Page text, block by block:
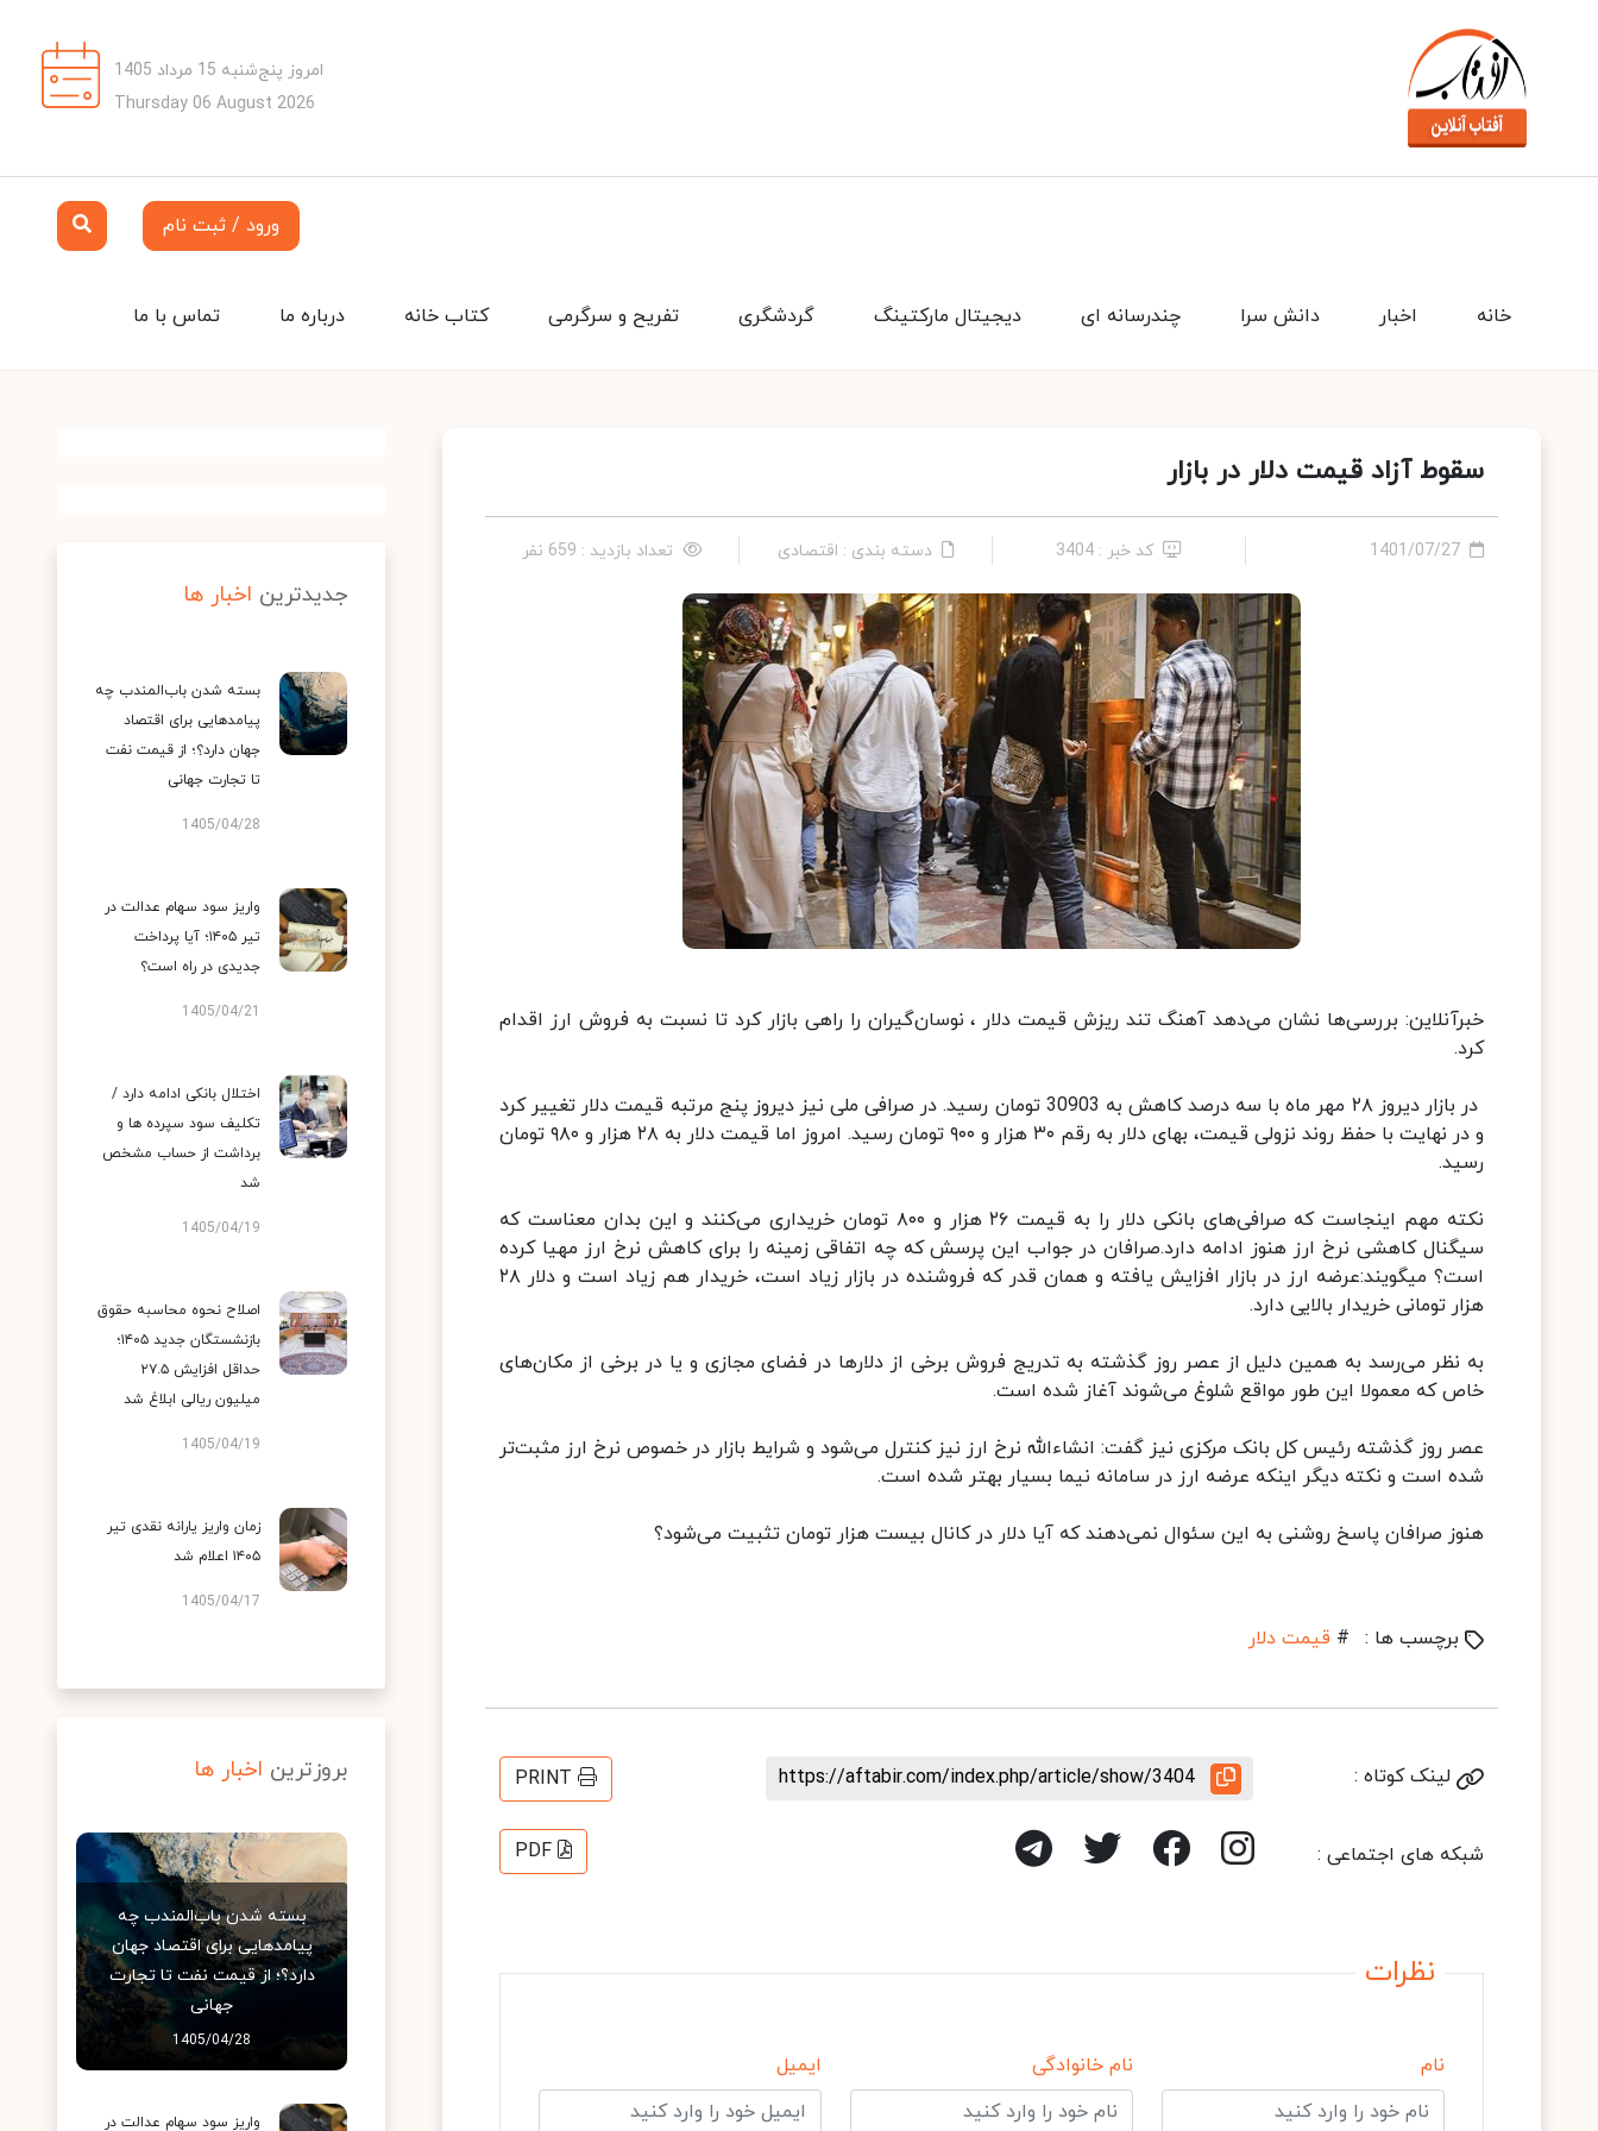
امروز پنج‌شنبه 15 مرداد 1405
Thursday 06 August 2026
ورود / ثبت نام
تماس با ما درباره ما کتاب خانه تفریح و سرگرمی گردشگری دیجیتال مارکتینگ چندرسانه ای دانش سرا اخبار خانه
سقوط آزاد قیمت دلار در بازار
1401/07/27 کد خبر : 3404 دسته بندی : اقتصادی تعداد بازدید : 659 نفر
خبرآنلاین: بررسی‌ها نشان می‌دهد آهنگ تند ریزش قیمت دلار ، نوسان‌گیران را راهی بازار کرد تا نسبت به فروش ارز اقدام
کرد.
در بازار دیروز ۲۸ مهر ماه با سه درصد کاهش به 30903 تومان رسید. در صرافی ملی نیز دیروز پنج مرتبه قیمت دلار تغییر کرد
و در نهایت با حفظ روند نزولی قیمت، بهای دلار به رقم ۳۰ هزار و ۹۰۰ تومان رسید. امروز اما قیمت دلار به ۲۸ هزار و ۹۸۰ تومان
رسید.
نکته مهم اینجاست که صرافی‌های بانکی دلار را به قیمت ۲۶ هزار و ۸۰۰ تومان خریداری می‌کنند و این بدان معناست که
سیگنال کاهشی نرخ ارز هنوز ادامه دارد.صرافان در جواب این پرسش که چه اتفاقی زمینه را برای کاهش نرخ ارز مهیا کرده
است؟ میگویند:عرضه ارز در بازار افزایش یافته و همان قدر که فروشنده در بازار زیاد است، خریدار هم زیاد است و دلار ۲۸
هزار تومانی خریدار بالایی دارد.
به نظر می‌رسد به همین دلیل از عصر روز گذشته به تدریج فروش برخی از دلارها در فضای مجازی و یا در برخی از مکان‌های
خاص که معمولا این طور مواقع شلوغ می‌شوند آغاز شده است.
عصر روز گذشته ‌رئیس کل بانک مرکزی نیز گفت: انشاء‌الله نرخ ارز نیز کنترل می‌شود و شرایط بازار در خصوص نرخ ارز مثبت‌تر
شده است و نکته دیگر اینکه عرضه ارز در سامانه نیما بسیار بهتر شده است.
هنوز صرافان پاسخ روشنی به این سئوال نمی‌دهند که آیا دلار در کانال بیست هزار تومان تثبیت می‌شود؟
برچسب ها : # قیمت دلار
لینک کوتاه : https://aftabir.com/index.php/article/show/3404
PRINT
شبکه های اجتماعی : PDF
نظرات
نام نام خانوادگی ایمیل
جدیدترین اخبار ها
بسته شدن باب‌المندب چه
پیامدهایی برای اقتصاد
جهان دارد؟؛ از قیمت نفت
تا تجارت جهانی
1405/04/28
واریز سود سهام عدالت در
تیر ۱۴۰۵؛ آیا پرداخت
جدیدی در راه است؟
1405/04/21
اختلال بانکی ادامه دارد /
تکلیف سود سپرده ها و
برداشت از حساب مشخص
شد
1405/04/19
اصلاح نحوه محاسبه حقوق
بازنشستگان جدید ۱۴۰۵؛
حداقل افزایش ۲۷.۵
میلیون ریالی ابلاغ شد
1405/04/19
زمان واریز یارانه نقدی تیر
۱۴۰۵ اعلام شد
1405/04/17
بروزترین اخبار ها
بسته شدن باب‌المندب چه
پیامدهایی برای اقتصاد جهان
دارد؟؛ از قیمت نفت تا تجارت
جهانی
1405/04/28
واریز سود سهام عدالت در